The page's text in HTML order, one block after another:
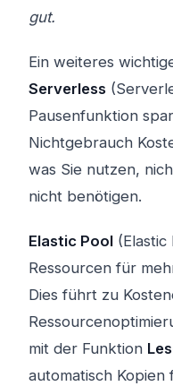
gut.
Ein weiteres
Serverless
Pausenfunktion
Nichtgebrauch
was Sie nutzen,
nicht benötigen.
Elastic Pool
Ressourcen für
Dies führt zu
mit der Funktion
automatisch